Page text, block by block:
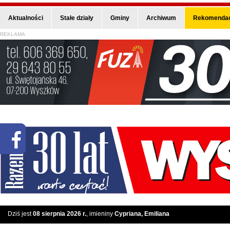
Aktualności Stałe działy Gminy Archiwum
REKLAMA
Dziś jest08 sierpnia 2026 r., imieniny Cypriana, Emiliana